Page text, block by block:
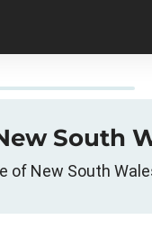
South
of New South